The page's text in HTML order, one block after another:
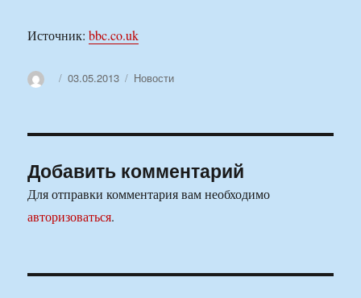
Источник:bbc.co.uk
АвторОпубликовано
03.05.2013 Рубрики
Новости
Добавить комментарий
Для отправки комментария вам необходимо
авторизоваться.